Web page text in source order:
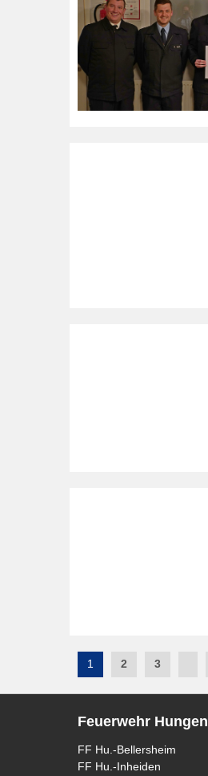
Post
navigation
1 2 3
Feuerwehr Hungen
FF Hu.-Bellersheim
FF Hu.-Inheiden